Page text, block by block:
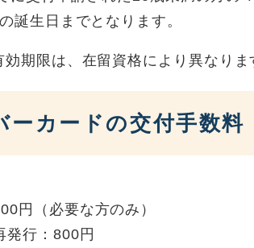
誕生日までとなります。
期限は、在留資格により異なりま
ーカードの交付手数料
円（必要な方のみ）
発行：800円